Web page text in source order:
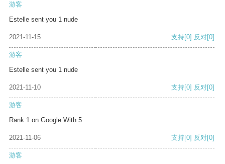
游客
Estelle sent you 1 nude
2021-11-15 支持[0] 反对[0]
游客
Estelle sent you 1 nude
2021-11-10 支持[0] 反对[0]
游客
Rank 1 on Google With 5
2021-11-06 支持[0] 反对[0]
游客